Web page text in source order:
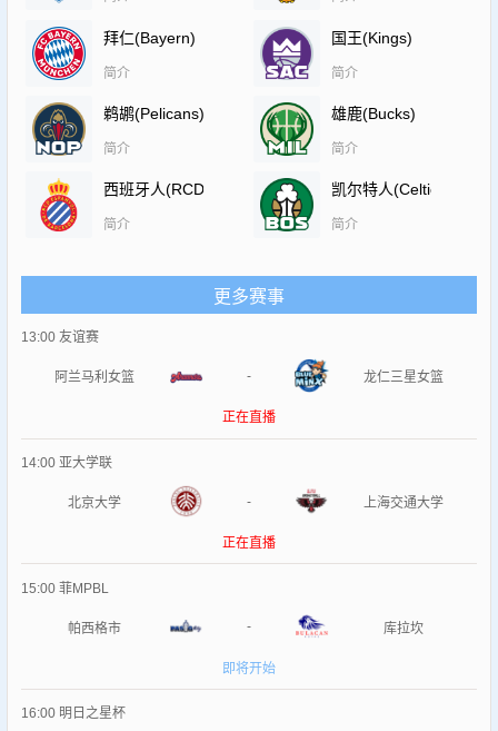
拜仁(Bayern)
简介
国王(Kings)
简介
鹈鹕(Pelicans)
简介
雄鹿(Bucks)
简介
西班牙人(RCDEspanyol)
简介
凯尔特人(Celtics)
简介
更多赛事
13:00 友谊赛
阿兰马利女篮 - 龙仁三星女篮
正在直播
14:00 亚大学联
北京大学 - 上海交通大学
正在直播
15:00 菲MPBL
帕西格市 - 库拉坎
即将开始
16:00 明日之星杯